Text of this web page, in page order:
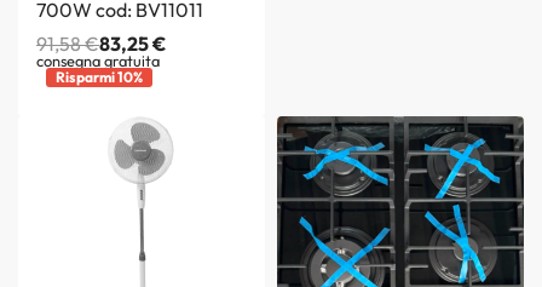
700W cod: BV11011
91,58€83,25€
consegna gratuita
Risparmi 10%